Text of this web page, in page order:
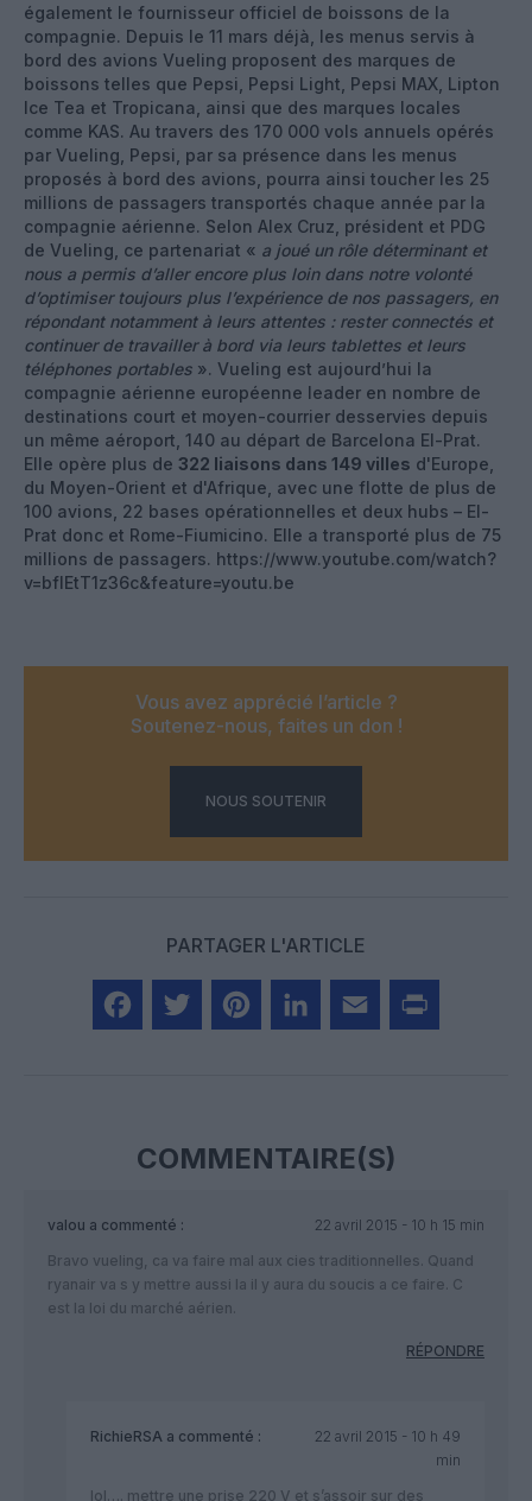
également le fournisseur officiel de boissons de la
compagnie. Depuis le 11 mars déjà, les menus servis à
bord des avions Vueling proposent des marques de
boissons telles que Pepsi, Pepsi Light, Pepsi MAX, Lipton
Ice Tea et Tropicana, ainsi que des marques locales
comme KAS. Au travers des 170 000 vols annuels opérés
par Vueling, Pepsi, par sa présence dans les menus
proposés à bord des avions, pourra ainsi toucher les 25
millions de passagers transportés chaque année par la
compagnie aérienne. Selon Alex Cruz, président et PDG
de Vueling, ce partenariat « a joué un rôle déterminant et
nous a permis d’aller encore plus loin dans notre volonté
d’optimiser toujours plus l’expérience de nos passagers, en
répondant notamment à leurs attentes : rester connectés et
continuer de travailler à bord via leurs tablettes et leurs
téléphones portables ». Vueling est aujourd’hui la
compagnie aérienne européenne leader en nombre de
destinations court et moyen-courrier desservies depuis
un même aéroport, 140 au départ de Barcelona El-Prat.
Elle opère plus de 322 liaisons dans 149 villes d'Europe,
du Moyen-Orient et d'Afrique, avec une flotte de plus de
100 avions, 22 bases opérationnelles et deux hubs – El-
Prat donc et Rome-Fiumicino. Elle a transporté plus de 75
millions de passagers. https://www.youtube.com/watch?
v=bflEtT1z36c&feature=youtu.be
Vous avez apprécié l’article ?
Soutenez-nous, faites un don !
NOUS SOUTENIR
PARTAGER L'ARTICLE
COMMENTAIRE(S)
valou a commenté :
22 avril 2015 - 10 h 15 min
Bravo vueling, ca va faire mal aux cies traditionnelles. Quand
ryanair va s y mettre aussi la il y aura du soucis a ce faire. C
est la loi du marché aérien.
RÉPONDRE
RichieRSA a commenté :
22 avril 2015 - 10 h 49
min
lol…. mettre une prise 220 V et s’assoir sur des